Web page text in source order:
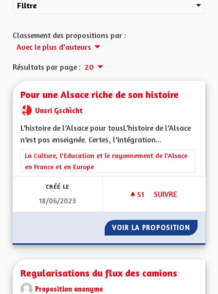
Filtre
Classement des propositions par :
Avec le plus d'auteurs
Résultats par page : 20
Pour une Alsace riche de son histoire
Unsri Gschìcht
L’histoire de l’Alsace pour tousL’histoire de l’Alsace
n’est pas enseignée. Certes, l’intégration...
Filtrer les résultats de la catégorie : La Culture, l'Education et
La Culture, l'Education et le rayonnement de l'Alsace
en France et en Europe
CRÉÉ LE
18/06/2023
51 51 ABONNÉS
SUIVRE
VOIR LA PROPOSITION POUR
Regularisations du flux des camions
Proposition anonyme